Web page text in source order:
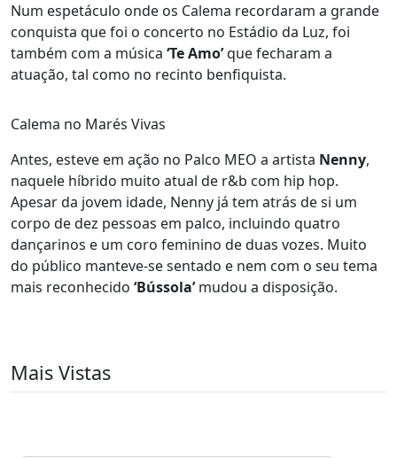
Num espetáculo onde os Calema recordaram a grande
conquista que foi o concerto no Estádio da Luz, foi
também com a música ‘Te Amo’que fecharam a
atuação, tal como no recinto benfiquista.
Calema no Marés Vivas
Antes, esteve em ação no Palco MEO a artista Nenny,
naquele híbrido muito atual de r&b com hip hop.
Apesar da jovem idade, Nenny já tem atrás de si um
corpo de dez pessoas em palco, incluindo quatro
dançarinos e um coro feminino de duas vozes. Muito
do público manteve-se sentado e nem com o seu tema
mais reconhecido ‘Bússola’mudou a disposição.
Mais Vistas